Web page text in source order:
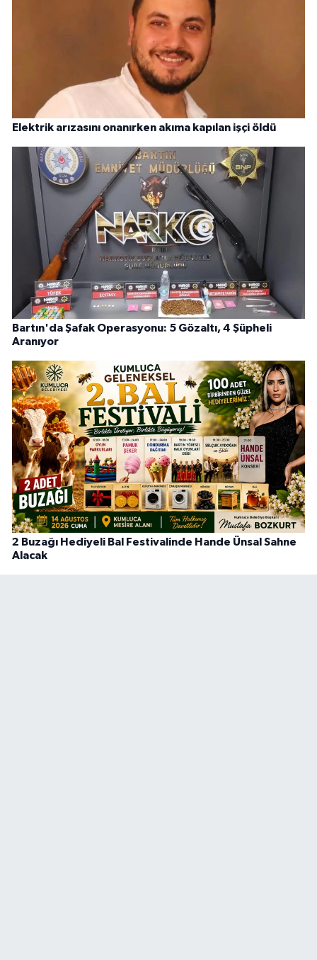
Elektrik arızasını onanırken akıma kapılan işçi öldü
Bartın'da Şafak Operasyonu: 5 Gözaltı, 4 Şüpheli
Aranıyor
2 Buzağı Hediyeli Bal Festivalinde Hande Ünsal Sahne
Alacak